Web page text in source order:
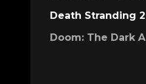
Death Stranding
Doom: The Dark